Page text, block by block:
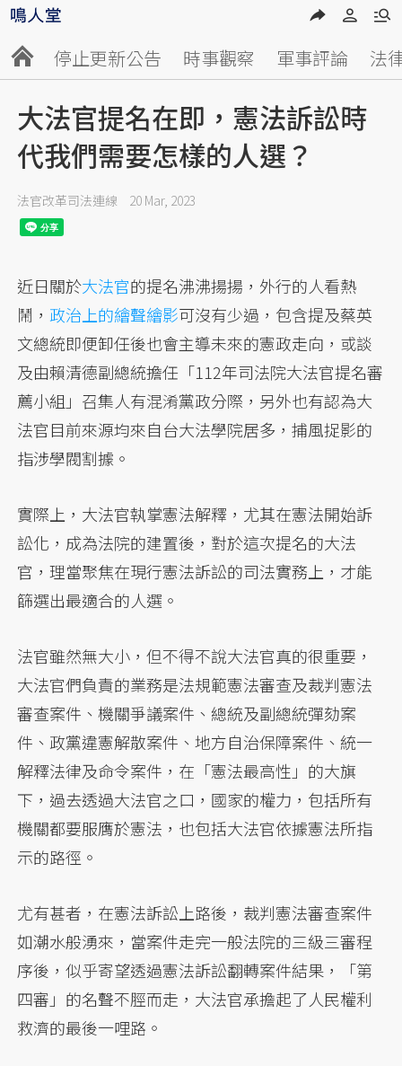
停止更新公告 時事觀察 軍事評論 法
大法官提名在即，憲法訴訟時
代我們需要怎樣的人選？
法官改革司法連線 20 Mar, 2023
近日關於大法官的提名沸沸揚揚，外行的人看熱
鬧， 政治上的繪聲繪影可沒有少過，包含提及蔡英
文總統即便卸任後也會主導未來的憲政走向，或談
及由賴清德副總統擔任「112年司法院大法官提名審
薦小組」召集人有混淆黨政分際，另外也有認為大
法官目前來源均來自台大法學院居多，捕風捉影的
指涉學閥割據。
實際上，大法官執掌憲法解釋，尤其在憲法開始訴
訟化，成為法院的建置後，對於這次提名的大法
官，理當聚焦在現行憲法訴訟的司法實務上，才能
篩選出最適合的人選。
法官雖然無大小，但不得不說大法官真的很重要，
大法官們負責的業務是法規範憲法審查及裁判憲法
審查案件、機關爭議案件、總統及副總統彈劾案
件、政黨違憲解散案件、地方自治保障案件、統一
解釋法律及命令案件，在「憲法最高性」的大旗
下，過去透過大法官之口，國家的權力，包括所有
機關都要服膺於憲法，也包括大法官依據憲法所指
示的路徑。
尤有甚者，在憲法訴訟上路後，裁判憲法審查案件
如潮水般湧來，當案件走完一般法院的三級三審程
序後，似乎寄望透過憲法訴訟翻轉案件結果，「第
四審」的名聲不脛而走，大法官承擔起了人民權利
救濟的最後一哩路。